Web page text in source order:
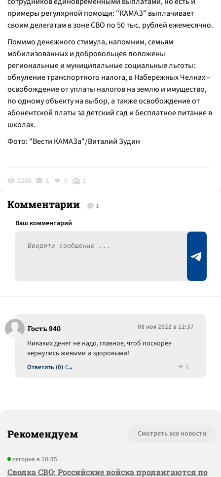
примеры регулярной помощи: "КАМАЗ" выплачивает
своим делегатам в зоне СВО по 50 тыс. рублей ежемесячно.
Помимо денежного стимула, напомним, семьям
мобилизованных и добровольцев положены
региональные и муниципальные социальные льготы:
обнуление транспортного налога, в Набережных Челнах –
освобождение от уплаты налогов на землю и имущество,
по одному объекту на выбор, а также освобождение от
абонентской платы за детский сад и бесплатное питание в
школах.
Фото: "Вести КАМАЗа"/Виталий Зудин
2280 1 0 1
Комментарии 1
Гость 940 08 ноя 2022 в 12:37
Ответить (0)
Никаких денег не надо, главное, чтоб поскорее
вернулись живыми и здоровыми!
8
Рекомендуем Смотреть все новости
сегодня в 10:35
Сводка СВО: Российские войска продвигаются по